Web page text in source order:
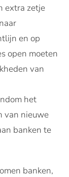
extra zetje
en op
open moeten
van
het
van nieuwe
banken te
banken,